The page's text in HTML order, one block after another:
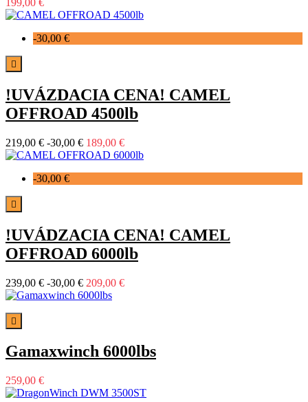
199,00 €
-30,00 €

!UVÁZDACIA CENA! CAMEL
OFFROAD 4500lb
219,00 € -30,00 € 189,00 €
-30,00 €

!UVÁDZACIA CENA! CAMEL
OFFROAD 6000lb
239,00 € -30,00 € 209,00 €

Gamaxwinch 6000lbs
259,00 €